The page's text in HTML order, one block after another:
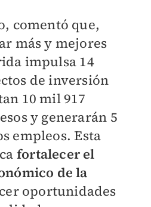
comentó que,
más y mejores
impulsa 14
de inversión
10 mil 917
y generarán 5
empleos. Esta
fortalecer el
de la
oportunidades